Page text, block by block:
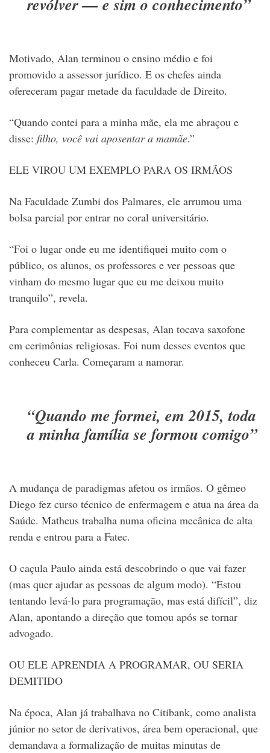
revólver — e sim o conhecimento”
Motivado, Alan terminou o ensino médio e foi
promovido a assessor jurídico. E os chefes ainda
ofereceram pagar metade da faculdade de Direito.
“Quando contei para a minha mãe, ela me abraçou e
disse: filho, você vai aposentar a mamãe.”
ELE VIROU UM EXEMPLO PARA OS IRMÃOS
Na Faculdade Zumbi dos Palmares, ele arrumou uma
bolsa parcial por entrar no coral universitário.
“Foi o lugar onde eu me identifiquei muito com o
público, os alunos, os professores e ver pessoas que
vinham do mesmo lugar que eu me deixou muito
tranquilo”, revela.
Para complementar as despesas, Alan tocava saxofone
em cerimônias religiosas. Foi num desses eventos que
conheceu Carla. Começaram a namorar.
“Quando me formei, em 2015, toda
a minha família se formou comigo”
A mudança de paradigmas afetou os irmãos. O gêmeo
Diego fez curso técnico de enfermagem e atua na área da
Saúde. Matheus trabalha numa oficina mecânica de alta
renda e entrou para a Fatec.
O caçula Paulo ainda está descobrindo o que vai fazer
(mas quer ajudar as pessoas de algum modo). “Estou
tentando levá-lo para programação, mas está difícil”, diz
Alan, apontando a direção que tomou após se tornar
advogado.
OU ELE APRENDIA A PROGRAMAR, OU SERIA
DEMITIDO
Na época, Alan já trabalhava no Citibank, como analista
júnior no setor de derivativos, área bem operacional, que
demandava a formalização de muitas minutas de